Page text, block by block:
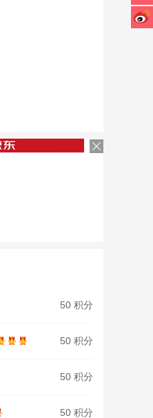
50 积分
50 积分
50 积分
50 积分